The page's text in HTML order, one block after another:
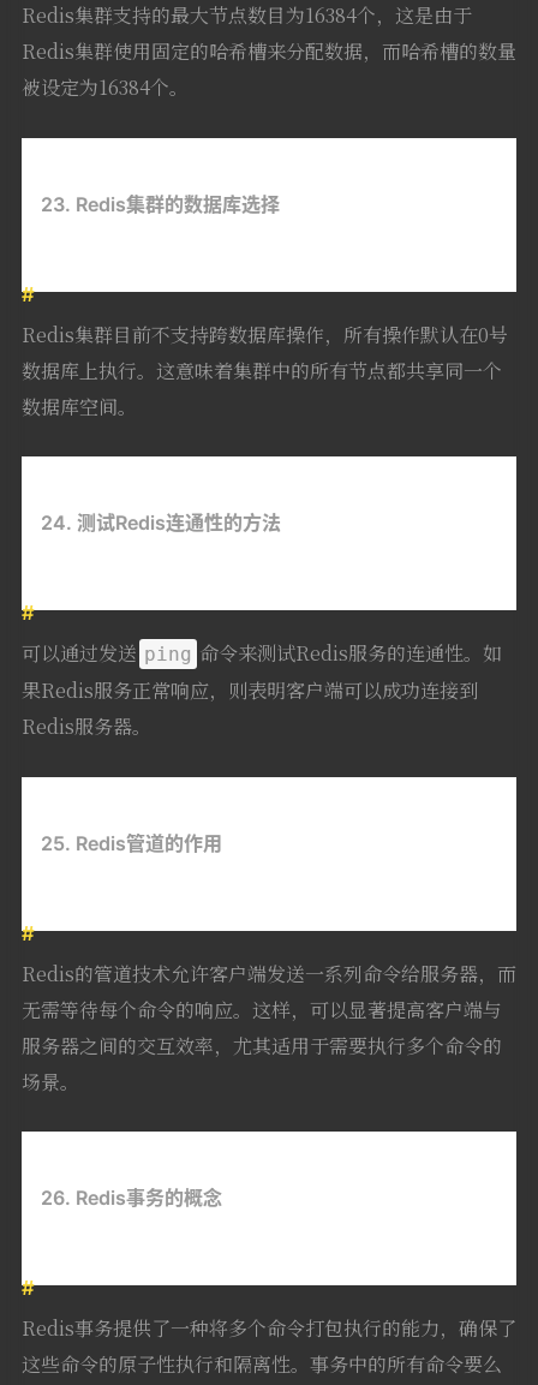
Redis集群支持的最大节点数目为16384个，这是由于
Redis集群使用固定的哈希槽来分配数据，而哈希槽的数量
被设定为16384个。
23. Redis集群的数据库选择
Redis集群目前不支持跨数据库操作，所有操作默认在0号
数据库上执行。这意味着集群中的所有节点都共享同一个
数据库空间。
24. 测试Redis连通性的方法
可以通过发送 ping 命令来测试Redis服务的连通性。如
果Redis服务正常响应，则表明客户端可以成功连接到
Redis服务器。
25. Redis管道的作用
Redis的管道技术允许客户端发送一系列命令给服务器，而
无需等待每个命令的响应。这样，可以显著提高客户端与
服务器之间的交互效率，尤其适用于需要执行多个命令的
场景。
26. Redis事务的概念
Redis事务提供了一种将多个命令打包执行的能力，确保了
这些命令的原子性执行和隔离性。事务中的所有命令要么